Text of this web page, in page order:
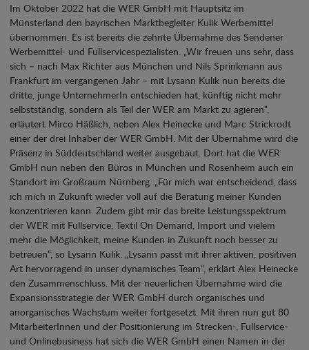
Im Oktober 2022 hat die WER GmbH mit Hauptsitz im
Münsterland den bayrischen Marktbegleiter Kulik Werbemittel
übernommen. Es ist bereits die zehnte Übernahme des Sendener
Werbemittel- und Fullservicespezialisten. „Wir freuen uns sehr, dass
sich – nach Max Richter aus München und Nils Sprinkmann aus
Frankfurt im vergangenen Jahr – mit Lysann Kulik nun bereits die
dritte, junge UnternehmerIn entschieden hat, künftig nicht mehr
selbstständig, sondern als Teil der WER am Markt zu agieren“,
erläutert Mirco Häßlich, neben Alex Heinecke und Marc Strickrodt
einer der drei Inhaber der WER GmbH. Mit der Übernahme wird die
Präsenz in Süddeutschland weiter ausgebaut. Dort hat die WER
GmbH nun neben den Büros in München und Rosenheim auch ein
Standort im Großraum Nürnberg. „Für mich war entscheidend, dass
ich mich in Zukunft wieder voll auf die Beratung meiner Kunden
konzentrieren kann. Zudem gibt mir das breite Leistungsspektrum
der WER mit Fullservice, Textil On Demand, Import und vielem
mehr die Möglichkeit, meine Kunden in Zukunft noch besser zu
betreuen“, so Lysann Kulik. „Lysann passt mit ihrer aktiven, positiven
Art hervorragend in unser dynamisches Team“, erklärt Alex Heinecke
den Zusammenschluss. Mit der neuerlichen Übernahme wird die
Expansionsstrategie der WER GmbH durch organisches und
anorganisches Wachstum weiter fortgesetzt. Mit ihren nun gut 80
MitarbeiterInnen und der Positionierung im Strecken-, Fullservice-
und Onlinebusiness hat sich die WER GmbH einen Namen in der